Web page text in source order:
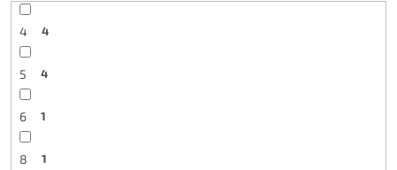
4 4
5 4
6 1
8 1